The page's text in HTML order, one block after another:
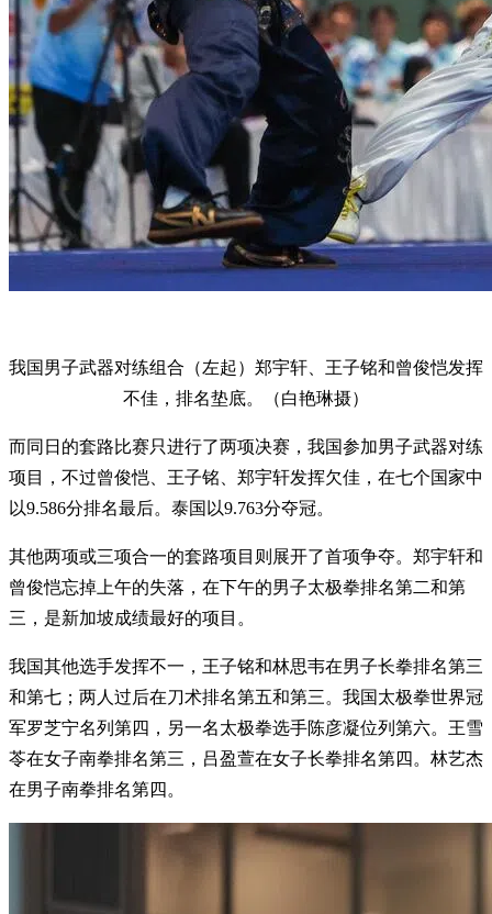
我国男子武器对练组合（左起）郑宇轩、王子铭和曾俊恺发挥
不佳，排名垫底。（白艳琳摄）
而同日的套路比赛只进行了两项决赛，我国参加男子武器对练
项目，不过曾俊恺、王子铭、郑宇轩发挥欠佳，在七个国家中
以9.586分排名最后。泰国以9.763分夺冠。
其他两项或三项合一的套路项目则展开了首项争夺。郑宇轩和
曾俊恺忘掉上午的失落，在下午的男子太极拳排名第二和第
三，是新加坡成绩最好的项目。
我国其他选手发挥不一，王子铭和林思韦在男子长拳排名第三
和第七；两人过后在刀术排名第五和第三。我国太极拳世界冠
军罗芝宁名列第四，另一名太极拳选手陈彦凝位列第六。王雪
苓在女子南拳排名第三，吕盈萱在女子长拳排名第四。林艺杰
在男子南拳排名第四。